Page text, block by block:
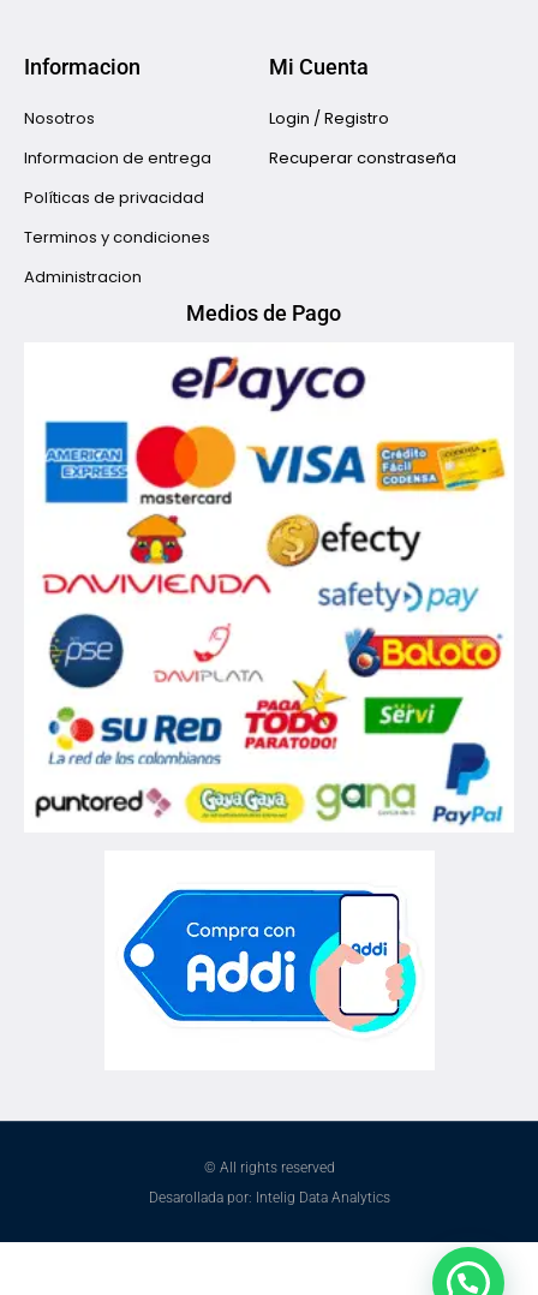
Informacion
Nosotros
Informacion de entrega
Políticas de privacidad
Terminos y condiciones
Administracion
Mi Cuenta
Login / Registro
Recuperar constraseña
Medios de Pago
© All rights reserved
Desarollada por: Intelig Data Analytics